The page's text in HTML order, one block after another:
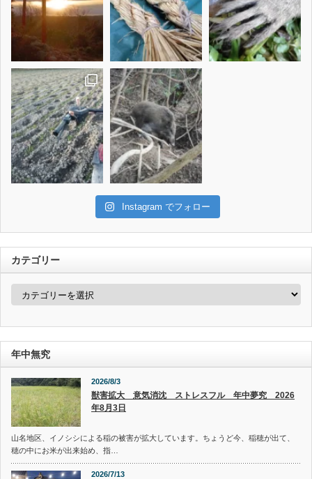
Instagram でフォロー
カテゴリー
カ
ー
年中無究
2026/8/3
獣害拡大 意気消沈 ストレスフル 年中夢究 2026
年8月3日
山名地区、イノシシによる稲の被害が拡大しています。ちょうど今、稲穂が出て、
穂の中にお米が出来始め、指…
2026/7/13